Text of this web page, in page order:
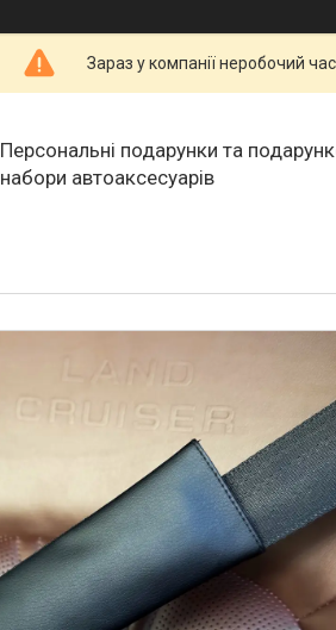
Зараз у компанії неробочий
Персональні подарунки та
набори автоаксесуарів